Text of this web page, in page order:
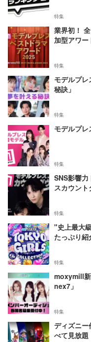
特集
業界初！
加型アワー
特集
モデルプ
秘訣」
特集
モデルプレ
特集
SNS影響
スカウント
特集
"史上最大
たっぷり紹
特集
moxymill
nex7」
特集
ディズニー
べて見放題